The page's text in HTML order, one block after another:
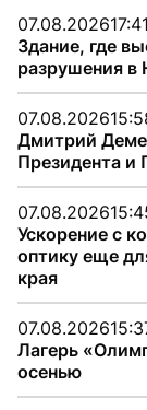
07.08.202617:41
Здание, где
разрушения в
07.08.2026
Дмитрий
Президента
07.08.2026
Ускорение с
оптику еще
края
07.08.2026
Лагерь
осенью